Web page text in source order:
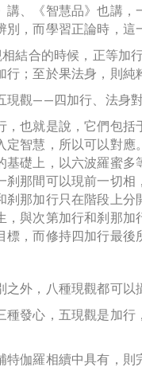
、《智慧品》也講
，而學習正論時，這
結合的時候，正等加
；至於果法身，則純
現觀——四加行、法身對
也就是說，它們包括
智慧，所以可以對應
礎上，以六波羅蜜多
那間可以現前一切
那加行只在階段上
，與次第加行和刹那
，而修持四加行最後
外，八種現觀都可以
種發心，五現觀是加
伽羅相續中具有，